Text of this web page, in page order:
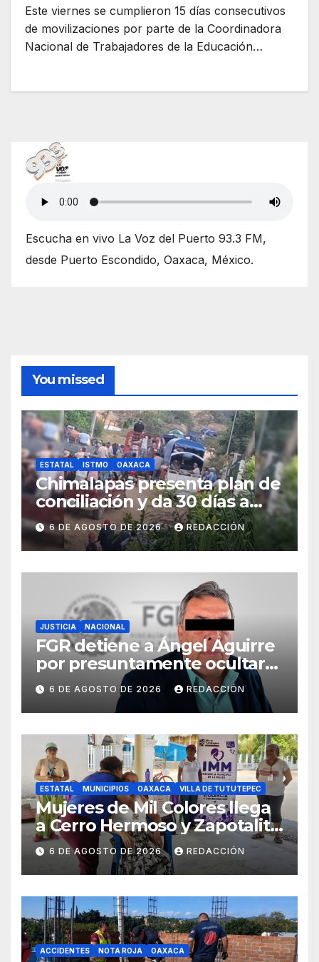
Este viernes se cumplieron 15 días consecutivos
de movilizaciones por parte de la Coordinadora
Nacional de Trabajadores de la Educación…
Escucha en vivo La Voz del Puerto 93.3 FM,
desde Puerto Escondido, Oaxaca, México.
You missed
ESTATAL ISTMO OAXACA
Chimalapas presenta plan de
conciliación y da 30 días a
ejidos chiapanecos para
definir situación territorial
6 DE AGOSTO DE 2026 REDACCIÓN
JUSTICIA NACIONAL
FGR detiene a Ángel Aguirre
por presuntamente ocultar
evidencias del caso
Ayotzinapa
6 DE AGOSTO DE 2026 REDACCIÓN
ESTATAL MUNICIPIOS OAXACA VILLA DE TUTUTEPEC
Mujeres de Mil Colores llega
a Cerro Hermoso y Zapotalito
para fortalecer redes de
apoyo y prevenir violencias
6 DE AGOSTO DE 2026 REDACCIÓN
ACCIDENTES NOTA ROJA OAXACA